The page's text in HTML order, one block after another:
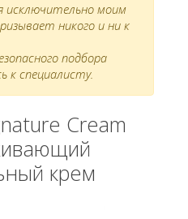
исключительно моим
никого и ни к
подбора
к специалисту.
Creamᅠ
крем